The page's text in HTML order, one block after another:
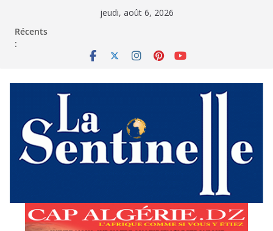
jeudi, août 6, 2026
Récents
: